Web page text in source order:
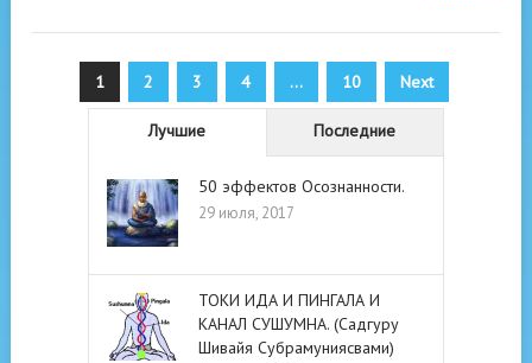
Пагинация
записей
1 2 3 4 … 10 Next
Лучшие Последние
50 эффектов Осознанности.
29 июля, 2017
ТОКИ ИДА И ПИНГАЛА И
КАНАЛ СУШУМНА. (Садгуру
Шивайя Субрамуниясвами)